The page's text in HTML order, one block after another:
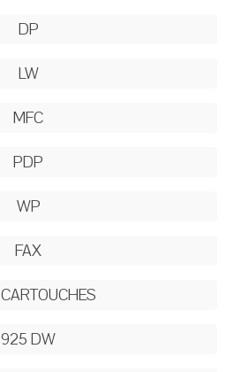
DP
LW
MFC
PDP
WP
FAX
925 DW